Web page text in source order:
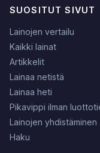
SUOSITUT SIVUT
Lainojen vertailu
Kaikki lainat
Artikkelit
Lainaa netistä
Lainaa heti
Pikavippi ilman
Lainojen yhdistäminen
Haku